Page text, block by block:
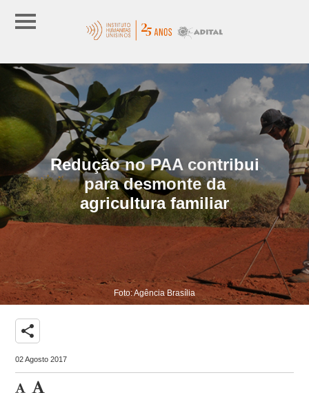
Redução no PAA contribui
para desmonte da
agricultura familiar
Foto: Agência Brasília
share
02 Agosto 2017